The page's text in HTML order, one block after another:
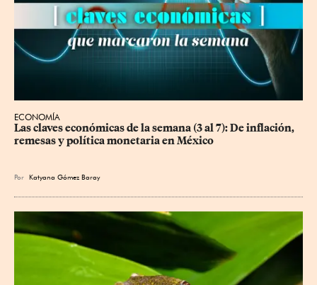
ECONOMÍA
Las claves económicas de la semana (3 al 7): De inflación,
remesas y política monetaria en México
Por Katyana Gómez Baray